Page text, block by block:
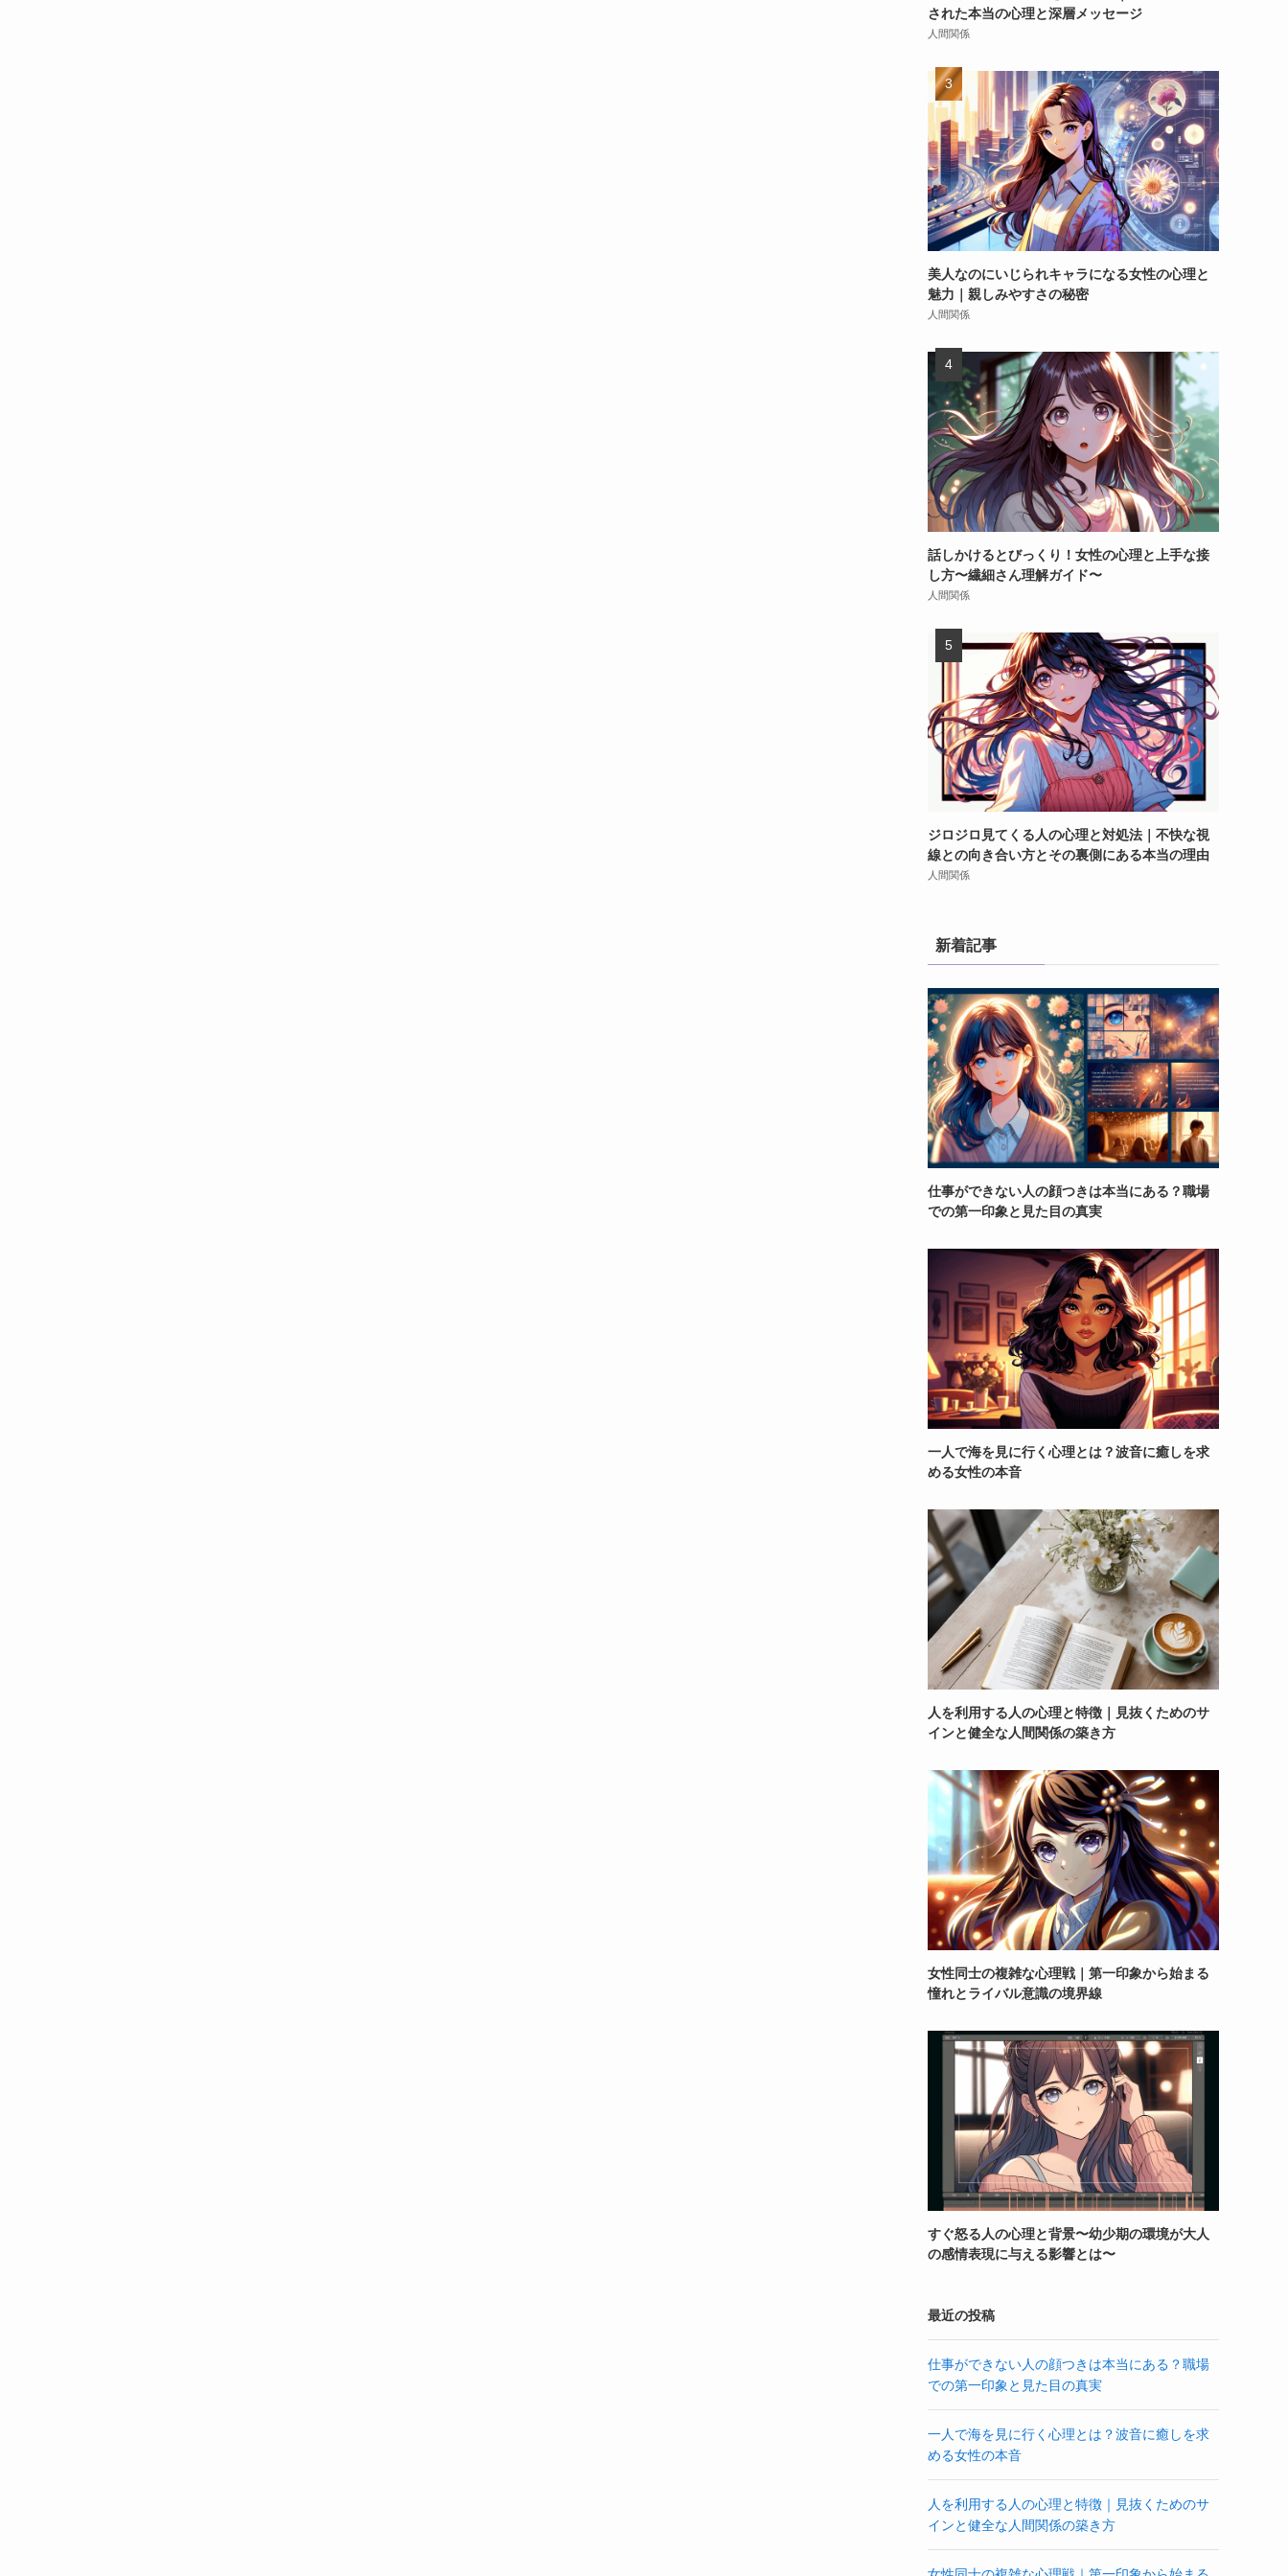
された本当の心理と深層メッセージ
人間関係
美人なのにいじられキャラになる女性の心理と
魅力｜親しみやすさの秘密
人間関係
話しかけるとびっくり！女性の心理と上手な接
し方〜繊細さん理解ガイド〜
人間関係
ジロジロ見てくる人の心理と対処法｜不快な視
線との向き合い方とその裏側にある本当の理由
人間関係
新着記事
仕事ができない人の顔つきは本当にある？職場
での第一印象と見た目の真実
一人で海を見に行く心理とは？波音に癒しを求
める女性の本音
人を利用する人の心理と特徴｜見抜くためのサ
インと健全な人間関係の築き方
女性同士の複雑な心理戦｜第一印象から始まる
憧れとライバル意識の境界線
すぐ怒る人の心理と背景〜幼少期の環境が大人
の感情表現に与える影響とは〜
最近の投稿
仕事ができない人の顔つきは本当にある？職場
での第一印象と見た目の真実
一人で海を見に行く心理とは？波音に癒しを求
める女性の本音
人を利用する人の心理と特徴｜見抜くためのサ
インと健全な人間関係の築き方